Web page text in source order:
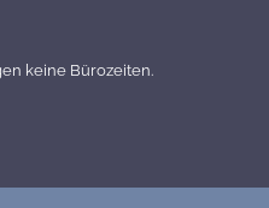
keine Bürozeiten.